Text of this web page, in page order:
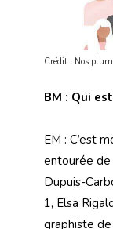
Crédit : Nos
BM : Qui
EM : C’est
entourée de
Dupuis-
1, Elsa
graphiste